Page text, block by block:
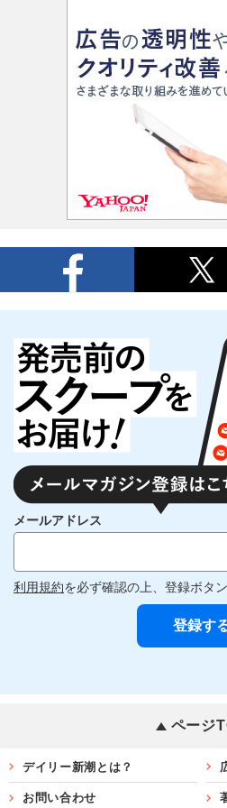
メールアドレス
利用規約を必ず確認の上、登録ボタ
ページ
デイリー新潮とは？
お問い合わせ